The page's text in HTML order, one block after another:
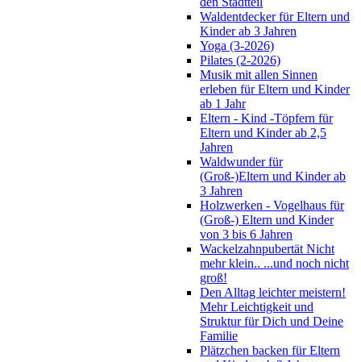
Waldentdecker für Eltern und
Kinder ab 3 Jahren
Yoga (3-2026)
Pilates (2-2026)
Musik mit allen Sinnen
erleben für Eltern und Kinder
ab 1 Jahr
Eltern - Kind -Töpfern für
Eltern und Kinder ab 2,5
Jahren
Waldwunder für
(Groß-)Eltern und Kinder ab
3 Jahren
Holzwerken - Vogelhaus für
(Groß-) Eltern und Kinder
von 3 bis 6 Jahren
Wackelzahnpubertät Nicht
mehr klein.. ...und noch nicht
groß!
Den Alltag leichter meistern!
Mehr Leichtigkeit und
Struktur für Dich und Deine
Familie
Plätzchen backen für Eltern